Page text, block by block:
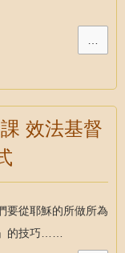
…
效法基督
要從耶穌的所做所為
的技巧……